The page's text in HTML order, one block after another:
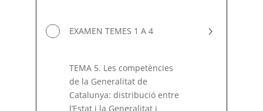
EXAMEN TEMES 1 A 4
TEMA 5. Les competències
de la Generalitat de
Catalunya: distribució entre
l’Estat i la Generalitat i